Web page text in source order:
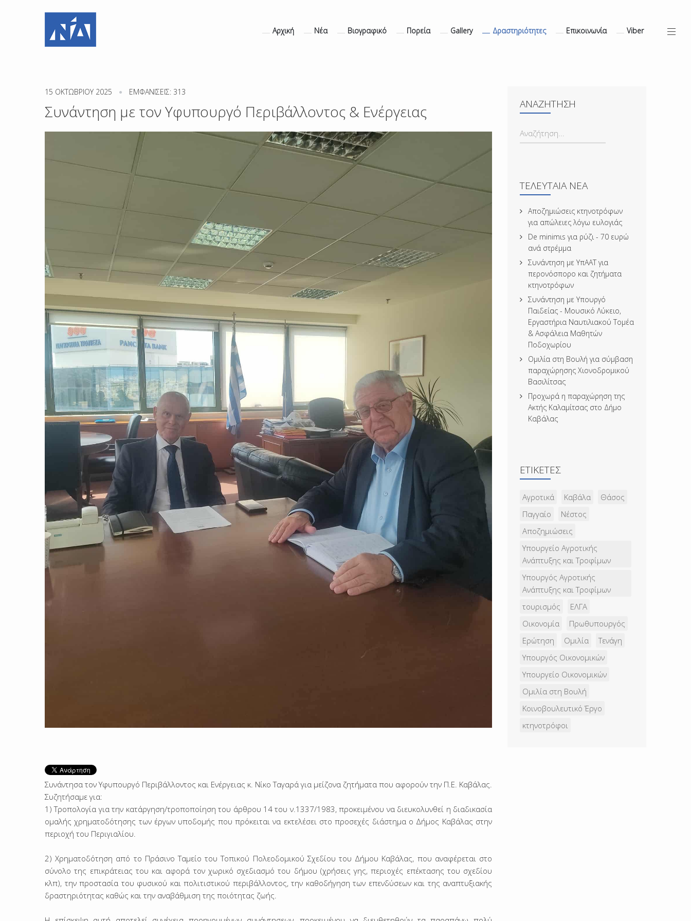
Αρχική Νέα Βιογραφικό Πορεία Gallery Δραστηριότητες Επικοινωνία Viber
15 ΟΚΤΩΒΡΊΟΥ 2025 ΕΜΦΑΝΊΣΕΙΣ: 313
Συνάντηση με τον Υφυπουργό Περιβάλλοντος & Ενέργειας
Συνάντησα τον Υφυπουργό Περιβάλλοντος και Ενέργειας κ. Νίκο Ταγαρά για μείζονα ζητήματα που αφορούν την Π.Ε. Καβάλας.
Συζητήσαμε για:
1) Τροπολογία για την κατάργηση/τροποποίηση του άρθρου 14 του ν.1337/1983, προκειμένου να διευκολυνθεί η διαδικασία
ομαλής χρηματοδότησης των έργων υποδομής που πρόκειται να εκτελέσει στο προσεχές διάστημα ο Δήμος Καβάλας στην
περιοχή του Περιγιαλίου.
2) Χρηματοδότηση από το Πράσινο Ταμείο του Τοπικού Πολεοδομικού Σχεδίου του Δήμου Καβάλας, που αναφέρεται στο
σύνολο της επικράτειας του και αφορά τον χωρικό σχεδιασμό του δήμου (χρήσεις γης, περιοχές επέκτασης του σχεδίου
κλπ), την προστασία του φυσικού και πολιτιστικού περιβάλλοντος, την καθοδήγηση των επενδύσεων και της αναπτυξιακής
δραστηριότητας καθώς και την αναβάθμιση της ποιότητας ζωής.
ΑΝΑΖΉΤΗΣΗ
ΑΝΑΖΉΤΗΣΗ...
ΤΕΛΕΥΤΑΊΑ ΝΈΑ
Αποζημιώσεις κτηνοτρόφων
για απώλειες λόγω ευλογιάς
De minimιs για ρύζι - 70 ευρώ
ανά στρέμμα
Συνάντηση με ΥπΑΑΤ για
περονόσπορο και ζητήματα
κτηνοτρόφων
Συνάντηση με Υπουργό
Παιδείας - Μουσικό Λύκειο,
Εργαστήρια Ναυτιλιακού Τομέα
& Ασφάλεια Μαθητών
Ποδοχωρίου
Ομιλία στη Βουλή για σύμβαση
παραχώρησης Χιονοδρομικού
Βασιλίτσας
Προχωρά η παραχώρηση της
Ακτής Καλαμίτσας στο Δήμο
Καβάλας
ΕΤΙΚΈΤΕΣ
Αγροτικά Καβάλα
Θάσος
Παγγαίο
Νέστος
Αποζημιώσεις
Υπουργείο Αγροτικής
Ανάπτυξης και Τροφίμων
Υπουργός Αγροτικής
Ανάπτυξης και Τροφίμων
τουρισμός
ΕΛΓΑ
Οικονομία
Πρωθυπουργός
Ερώτηση
Ομιλία
Τενάγη
Υπουργός Οικονομικών
Υπουργείο Οικονομικών
Ομιλία στη Βουλή
Κοινοβουλευτικό Έργο
κτηνοτρόφοι